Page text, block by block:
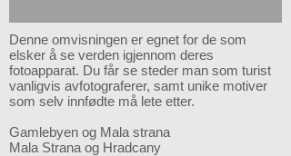
Denne omvisningen er egnet for de som
elsker å se verden igjennom deres
fotoapparat. Du får se steder man som turist
vanligvis avfotograferer, samt unike motiver
som selv innfødte må lete etter.
Gamlebyen og Mala strana
Mala Strana og Hradcany